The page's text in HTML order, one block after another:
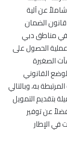
عن آلية
قانون الضمان
في مناطق دبي
عملية الحصول على
الصغيرة
القانوني
به، وبالتالي
بتقديم التمويل
عن توفير
في الإطار